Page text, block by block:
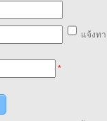
แจ้งท
*